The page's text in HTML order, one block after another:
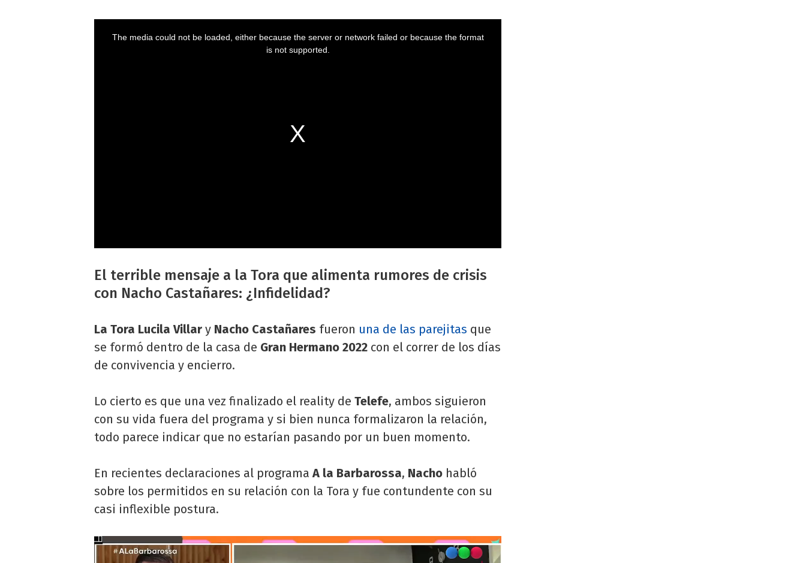
El terrible mensaje a la Tora que alimenta rumores de crisis
con Nacho Castañares: ¿Infidelidad?
La Tora Lucila Villar y Nacho Castañares fueron una de las parejitas que
se formó dentro de la casa de Gran Hermano 2022 con el correr de los días
de convivencia y encierro.
Lo cierto es que una vez finalizado el reality de Telefe, ambos siguieron
con su vida fuera del programa y si bien nunca formalizaron la relación,
todo parece indicar que no estarían pasando por un buen momento.
En recientes declaraciones al programaA la Barbarossa, Nacho habló
sobre los permitidos en su relación con la Tora y fue contundente con su
casi inflexible postura.